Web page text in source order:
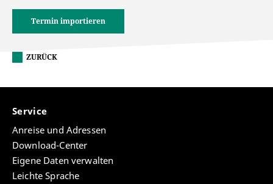
Termin importieren
ZURÜCK
Service
Anreise und Adressen
Download-Center
Eigene Daten verwalten
Leichte Sprache